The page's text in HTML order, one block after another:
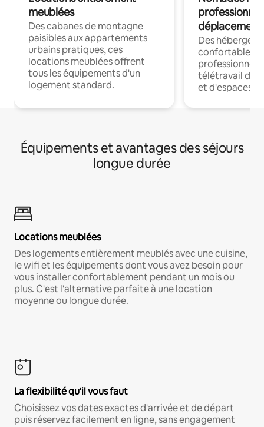
meublées
Des cabanes de montagne
paisibles aux appartements
urbains pratiques, ces
locations meublées offrent
tous les équipements d'un
logement standard.
déplacement
Des
confortables
professionnels
télétravail
et d'espaces
Équipements et avantages des séjours
longue durée
Locations meublées
Des logements entièrement meublés avec une cuisine,
le wifi et les équipements dont vous avez besoin pour
vous installer confortablement pendant un mois ou
plus. C'est l'alternative parfaite à une location
moyenne ou longue durée.
La flexibilité qu'il vous faut
Choisissez vos dates exactes d'arrivée et de départ
puis réservez facilement en ligne, sans engagement